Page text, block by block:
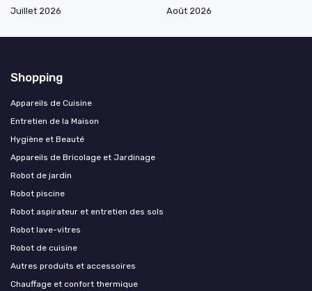
Juillet 2026
Août 2026
Shopping
Appareils de Cuisine
Entretien de la Maison
Hygiène et Beauté
Appareils de Bricolage et Jardinage
Robot de jardin
Robot piscine
Robot aspirateur et entretien des sols
Robot lave-vitres
Robot de cuisine
Autres produits et accessoires
Chauffage et confort thermique